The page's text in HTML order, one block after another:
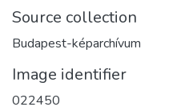
Source collection
Budapest-képarchívum
Image identifier
022450